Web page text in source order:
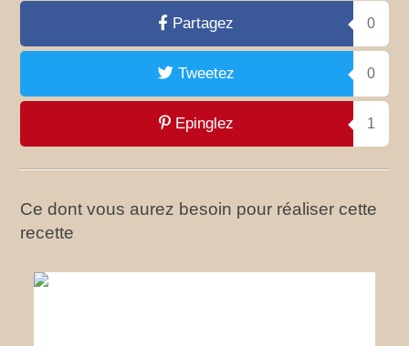
Partagez 0
Tweetez 0
Epinglez 1
Ce dont vous aurez besoin pour réaliser cette
recette